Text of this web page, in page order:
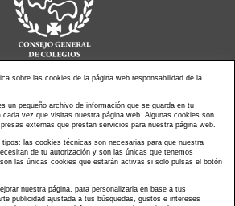
Agenda de Actos
PressClip
Contacto
Política Privacidad
sobre las cookies de la página web responsabilidad de la
un pequeño archivo de información que se guarda en tu
cada vez que visitas nuestra página web. Algunas cookies son
externas que prestan servicios para nuestra página web.
las cookies técnicas son necesarias para que nuestra
de tu autorización y son las únicas que tenemos
las únicas cookies que estarán activas si solo pulsas el botón
nuestra página, para personalizarla en base a tus
publicidad ajustada a tus búsquedas, gustos e intereses